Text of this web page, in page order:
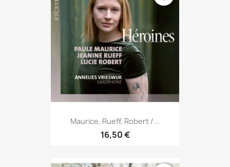
Maurice, Rueff, Robert /...
16,50 €